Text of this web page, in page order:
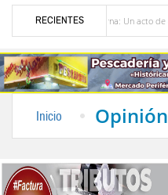
RECIENTES
materna: Un acto de amor y vida
Inicio Opinión